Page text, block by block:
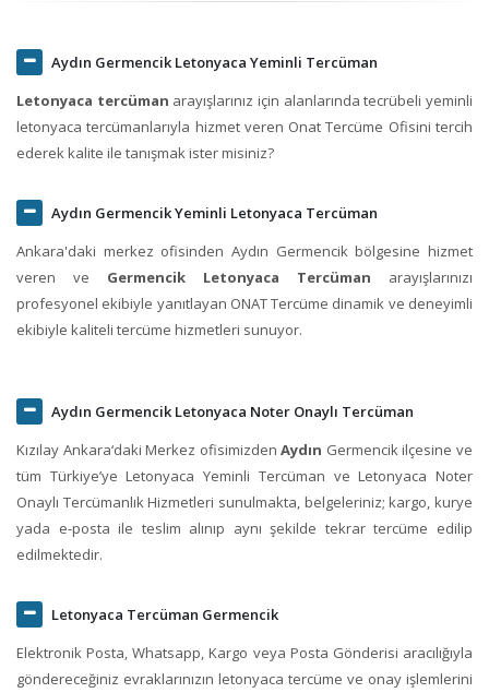
Aydın Germencik Letonyaca Yeminli Tercüman
Letonyaca tercüman arayışlarınız için alanlarında tecrübeli yeminli
letonyaca tercümanlarıyla hizmet veren Onat Tercüme Ofisini tercih
ederek kalite ile tanışmak ister misiniz?
Aydın Germencik Yeminli Letonyaca Tercüman
Ankara'daki merkez ofisinden Aydın Germencik bölgesine hizmet
veren ve Germencik Letonyaca Tercüman arayışlarınızı
profesyonel ekibiyle yanıtlayan ONAT Tercüme dinamik ve deneyimli
ekibiyle kaliteli tercüme hizmetleri sunuyor.
Aydın Germencik Letonyaca Noter Onaylı Tercüman
Kızılay Ankara‘daki Merkez ofisimizdenAydın Germencik ilçesine ve
tüm Türkiye’ye Letonyaca Yeminli Tercüman ve Letonyaca Noter
Onaylı Tercümanlık Hizmetleri sunulmakta, belgeleriniz; kargo, kurye
yada e-posta ile teslim alınıp aynı şekilde tekrar tercüme edilip
edilmektedir.
Letonyaca Tercüman Germencik
Elektronik Posta, Whatsapp, Kargo veya Posta Gönderisi aracılığıyla
göndereceğiniz evraklarınızın letonyaca tercüme ve onay işlemlerini